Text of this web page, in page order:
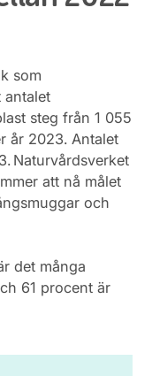
som
antalet
steg från 1 055
år 2023. Antalet
Naturvårdsverket
att nå målet
och
det många
61 procent är